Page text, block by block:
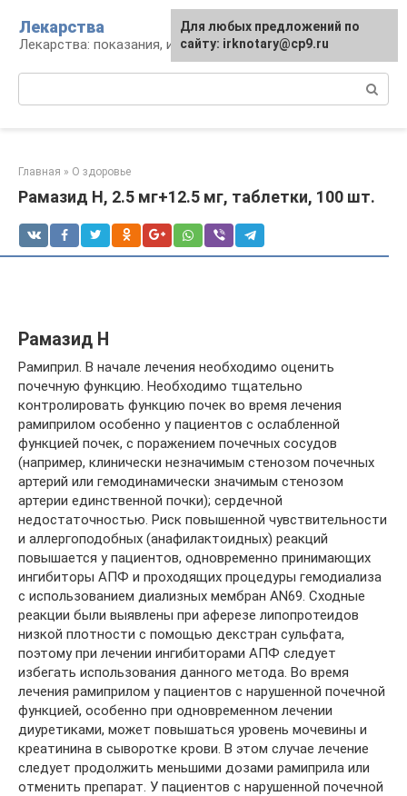
контенту
Лекарства
Лекарства: показания, инструкция, аналоги
Главная » О здоровье
Рамазид Н, 2.5 мг+12.5 мг, таблетки, 100 шт.
Рамазид Н
Рамиприл. В начале лечения необходимо оценить
почечную функцию. Необходимо тщательно
контролировать функцию почек во время лечения
рамиприлом особенно у пациентов с ослабленной
функцией почек, с поражением почечных сосудов
(например, клинически незначимым стенозом почечных
артерий или гемодинамически значимым стенозом
артерии единственной почки); сердечной
недостаточностью. Риск повышенной чувствительности
и аллергоподобных (анафилактоидных) реакций
повышается у пациентов, одновременно принимающих
ингибиторы АПФ и проходящих процедуры гемодиализа
с использованием диализных мембран AN69. Сходные
реакции были выявлены при аферезе липопротеидов
низкой плотности с помощью декстран сульфата,
поэтому при лечении ингибиторами АПФ следует
избегать использования данного метода. Во время
лечения рамиприлом у пациентов с нарушенной почечной
функцией, особенно при одновременном лечении
диуретиками, может повышаться уровень мочевины и
креатинина в сыворотке крови. В этом случае лечение
следует продолжить меньшими дозами рамиприла или
отменить препарат. У пациентов с нарушенной почечной
Для любых предложений по
сайту: irknotary@cp9.ru